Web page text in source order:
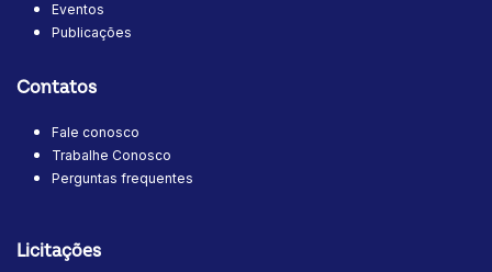
Eventos
Publicações
Contatos
Fale conosco
Trabalhe Conosco
Perguntas frequentes
Licitações